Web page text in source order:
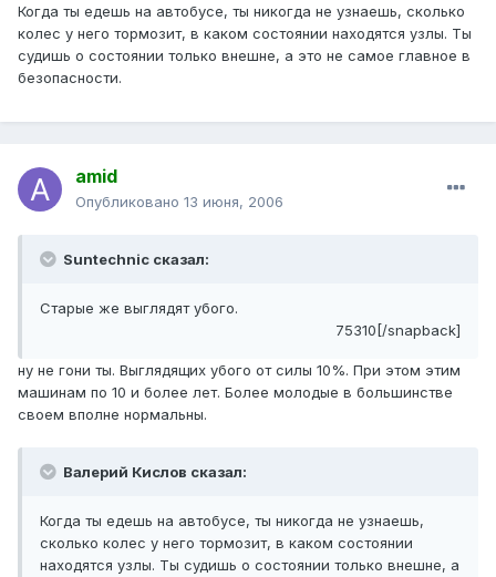
Когда ты едешь на автобусе, ты никогда не узнаешь, сколько
колес у него тормозит, в каком состоянии находятся узлы. Ты
судишь о состоянии только внешне, а это не самое главное в
безопасности.
amid
Опубликовано 13 июня, 2006
Suntechnic сказал:
Старые же выглядят убого.
75310[/snapback]
ну не гони ты. Выглядящих убого от силы 10%. При этом этим
машинам по 10 и более лет. Более молодые в большинстве
своем вполне нормальны.
Валерий Кислов сказал:
Когда ты едешь на автобусе, ты никогда не узнаешь,
сколько колес у него тормозит, в каком состоянии
находятся узлы. Ты судишь о состоянии только внешне, а